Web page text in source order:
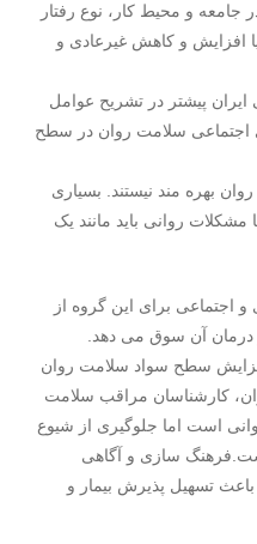
جامعه و محیط کار، نوع رفتار
افزایش و کاهش غیرعادی و
پیشتر در تشریح عوامل
اجتماعی سلامت روان در سطح
روان بهره مند نیستند. بسیاری
مشکلات روانی باید مانند یک
اجتماعی برای این گروه از
درمان آن سوق می دهد.
سطح سواد سلامت روان
کارشناسان مراقب سلامت
است اما جلوگیری از شیوع
سازی و آگاهی
تسهیل پذیرش بیمار و